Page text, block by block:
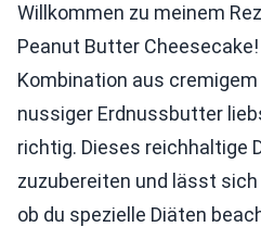
Willkommen zu meinem
Peanut Butter Cheesecake!
Kombination aus
nussiger Erdnussbutter
richtig. Dieses reichhaltige
zuzubereiten und lässt
ob du spezielle Diäten